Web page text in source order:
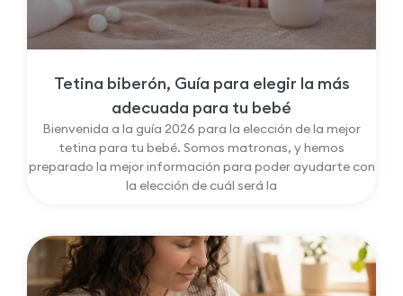
Tetina biberón, Guía para elegir la más
adecuada para tu bebé
Bienvenida a la guía 2026 para la elección de la mejor
tetina para tu bebé. Somos matronas, y hemos
preparado la mejor información para poder ayudarte con
la elección de cuál será la